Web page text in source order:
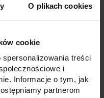
O plikach cookies
cookie
treści
i
Informacje o tym, jak
partnerom
20-0002-07
Czarna
Aluminium
Tak